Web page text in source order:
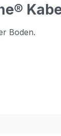
Boden.